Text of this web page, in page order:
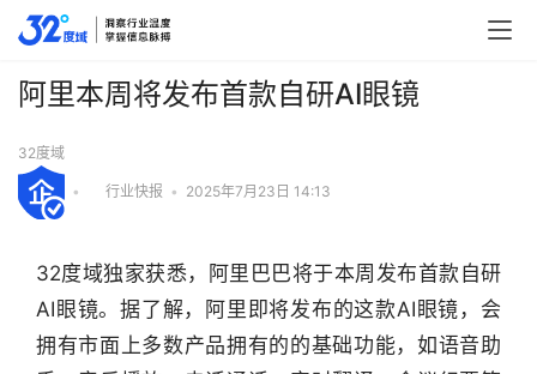
阿里本周将发布首款自研AI眼镜
32度域
• 行业快报 • 2025年7月23日 14:13
32度域独家获悉，阿里巴巴将于本周发布首款自研
AI眼镜。据了解，阿里即将发布的这款AI眼镜，会
拥有市面上多数产品拥有的的基础功能，如语音助